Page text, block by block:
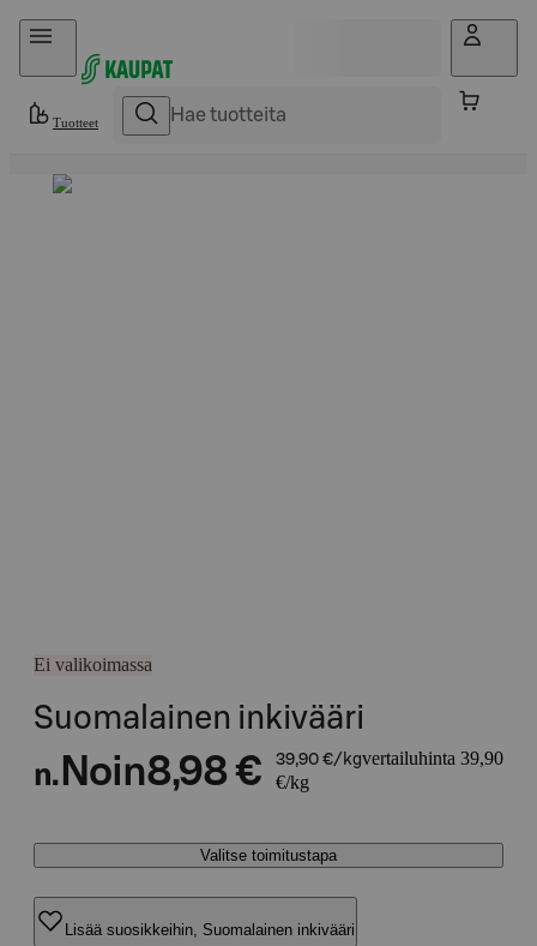
Hyppää sisältöön
Tuotteet
Ei valikoimassa
Suomalainen inkivääri
n. Noin8,98 € 39,90 €/kgvertailuhinta 39,90
€/kg
Valitse toimitustapa
Lisää suosikkeihin, Suomalainen inkivääri